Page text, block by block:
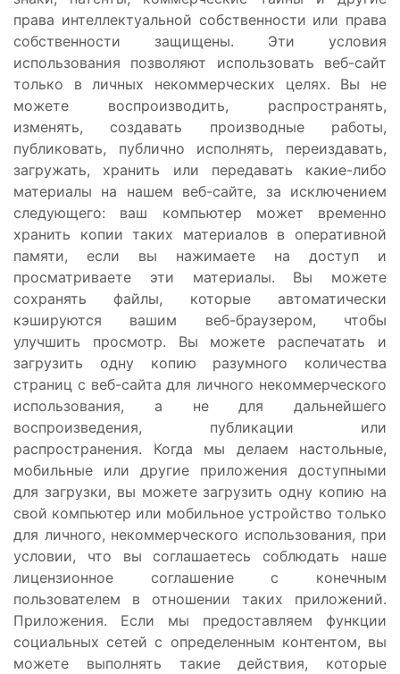
права интеллектуальной собственности или права
собственности защищены. Эти условия
использования позволяют использовать веб-сайт
только в личных некоммерческих целях. Вы не
можете воспроизводить, распространять,
изменять, создавать производные работы,
публиковать, публично исполнять, переиздавать,
загружать, хранить или передавать какие-либо
материалы на нашем веб-сайте, за исключением
следующего: ваш компьютер может временно
хранить копии таких материалов в оперативной
памяти, если вы нажимаете на доступ и
просматриваете эти материалы. Вы можете
сохранять файлы, которые автоматически
кэшируются вашим веб-браузером, чтобы
улучшить просмотр. Вы можете распечатать и
загрузить одну копию разумного количества
страниц с веб-сайта для личного некоммерческого
использования, а не для дальнейшего
воспроизведения, публикации или
распространения. Когда мы делаем настольные,
мобильные или другие приложения доступными
для загрузки, вы можете загрузить одну копию на
свой компьютер или мобильное устройство только
для личного, некоммерческого использования, при
условии, что вы соглашаетесь соблюдать наше
лицензионное соглашение с конечным
пользователем в отношении таких приложений.
Приложения. Если мы предоставляем функции
социальных сетей с определенным контентом, вы
можете выполнять такие действия, которые